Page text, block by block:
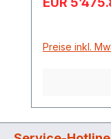
beachten
Preise inkl.